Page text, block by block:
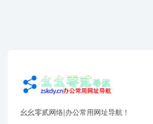
幺幺零贰网络|办公常用网址导航！